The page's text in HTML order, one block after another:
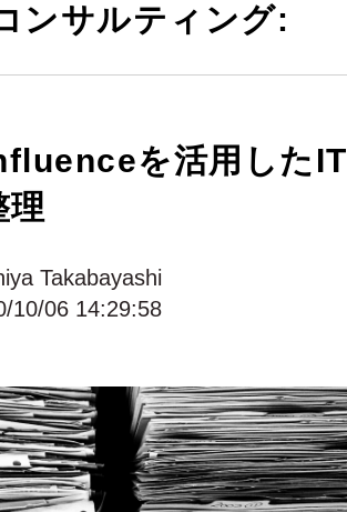
ンサルティング:
を活用したIT
理
Takabayashi
10/06 14:29:58